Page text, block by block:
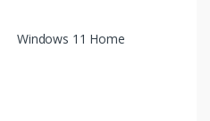
Windows 11 Home